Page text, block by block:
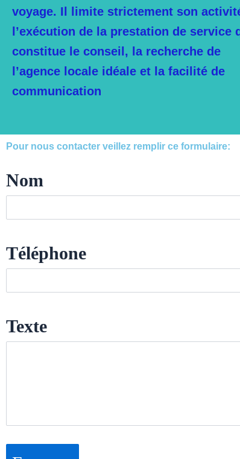
voyage. Il limite strictement son
l’exécution de la prestation de service
constitue le conseil, la recherche de
l’agence locale idéale et la facilité de
communication
Pour nous contacter veillez remplir ce formulaire:
Nom
Téléphone
Texte